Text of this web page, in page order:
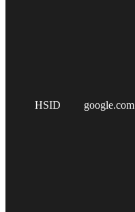
HSID google.com